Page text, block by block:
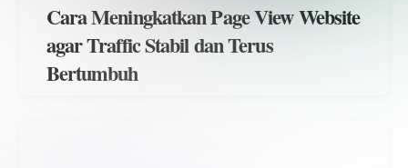
Cara Meningkatkan Page View Website
agar Traffic Stabil dan Terus
Bertumbuh